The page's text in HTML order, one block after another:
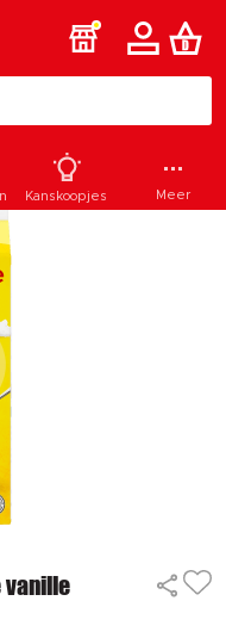
vanille
Kanskoopjes Meer